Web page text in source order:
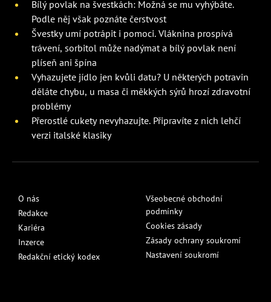
Bílý povlak na švestkách: Možná se mu vyhýbáte.
Podle něj však poznáte čerstvost
Švestky umí potrápit i pomoci. Vláknina prospívá
trávení, sorbitol může nadýmat a bílý povlak není
plíseň ani špína
Vyhazujete jídlo jen kvůli datu? U některých potravin
děláte chybu, u masa či měkkých sýrů hrozí zdravotní
problémy
Přerostlé cukety nevyhazujte. Připravíte z nich lehčí
verzi italské klasiky
O nás
Redakce
Kariéra
Inzerce
Redakční etický kodex
Všeobecné obchodní
podmínky
Cookies zásady
Zásady ochrany soukromí
Nastavení soukromí